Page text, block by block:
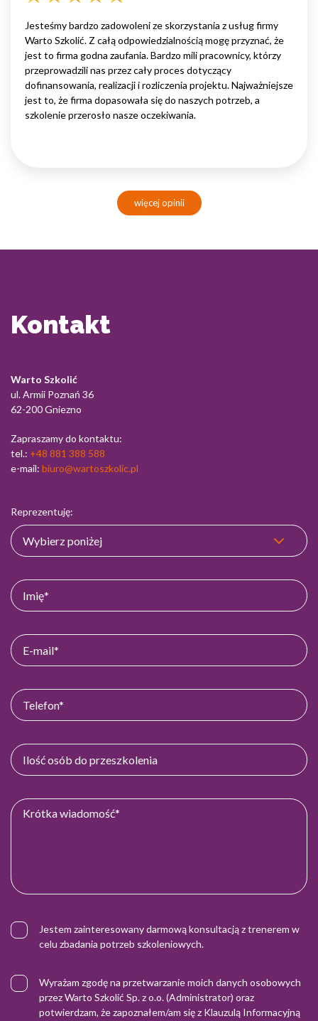
Jesteśmy bardzo zadowoleni ze skorzystania z usług firmy
Warto Szkolić. Z całą odpowiedzialnością mogę przyznać, że
jest to firma godna zaufania. Bardzo mili pracownicy, którzy
przeprowadzili nas przez cały proces dotyczący
dofinansowania, realizacji i rozliczenia projektu. Najważniejsze
jest to, że firma dopasowała się do naszych potrzeb, a
szkolenie przerosło nasze oczekiwania.
więcej opinii
Kontakt
Warto Szkolić
ul. Armii Poznań 36
62-200 Gniezno
Zapraszamy do kontaktu:
tel.: +48 881 388 588
e-mail: biuro@wartoszkolic.pl
Reprezentuję:
Jestem zainteresowany darmową konsultacją z trenerem w
celu zbadania potrzeb szkoleniowych.
Wyrażam zgodę na przetwarzanie moich danych osobowych
przez Warto Szkolić Sp. z o.o. (Administrator) oraz
potwierdzam, że zapoznałem/am się z Klauzulą Informacyjną